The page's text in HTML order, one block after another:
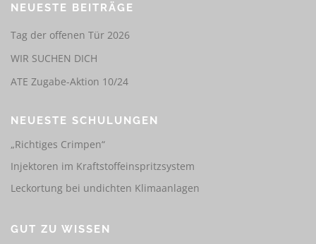
NEUESTE BEITRÄGE
Tag der offenen Tür 2026
WIR SUCHEN DICH
ATE Zugabe-Aktion 10/24
NEUESTE SCHULUNGEN
„Richtiges Crimpen“
Injektoren im Kraftstoffeinspritzsystem
Leckortung bei undichten Klimaanlagen
GUT ZU WISSEN